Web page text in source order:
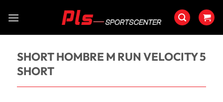
SHORT HOMBRE M RUN VELOCITY 5
SHORT